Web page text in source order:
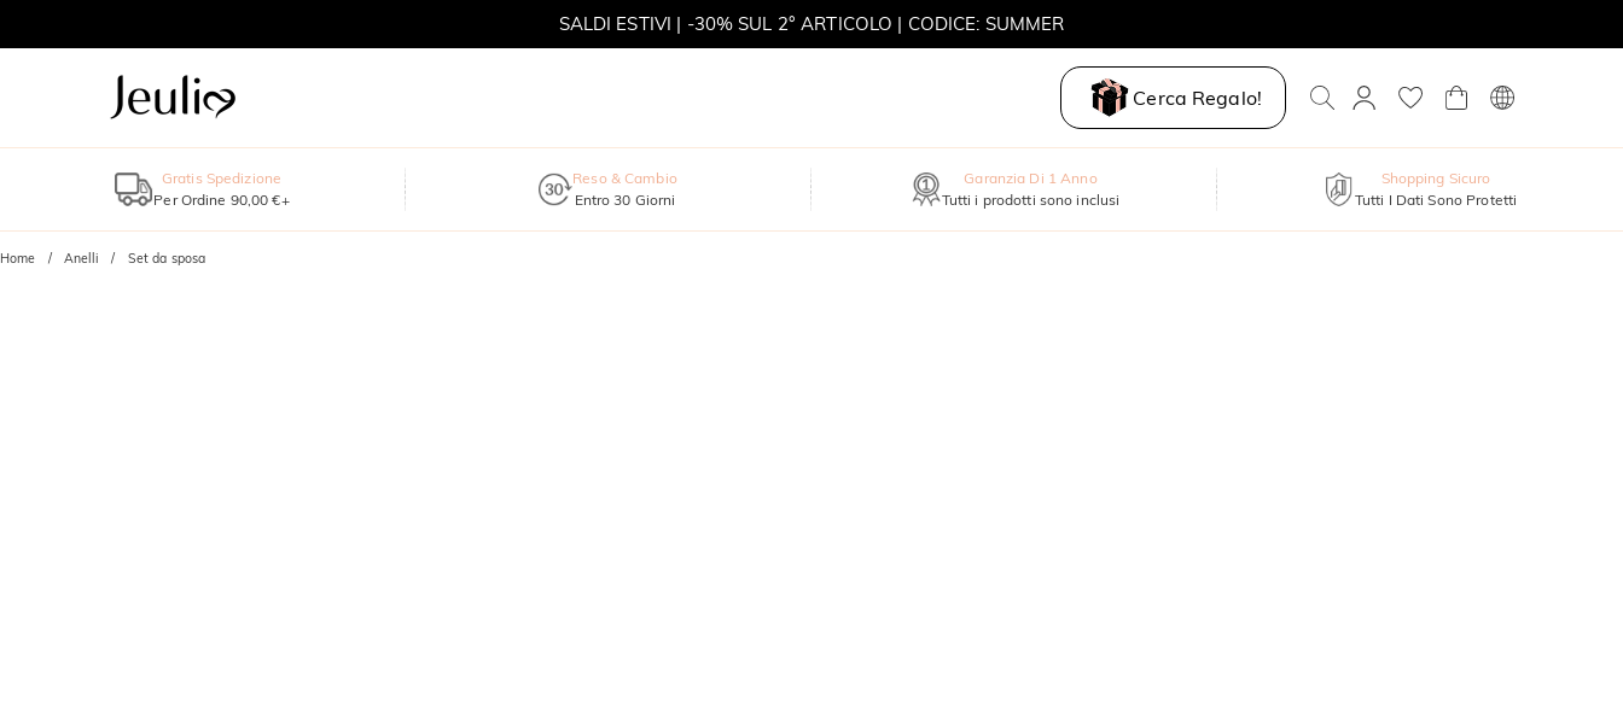
SALDI ESTIVI | -30% SUL 2° ARTICOLO | CODICE: SUMMER
Cerca Regalo!
Gratis Spedizione
Per Ordine 90,00 €+
Reso & Cambio
Entro 30 Giorni
Garanzia Di 1 Anno
Tutti i prodotti sono inclusi
Shopping Sicuro
Tutti I Dati Sono Protetti
Home Anelli Set da sposa